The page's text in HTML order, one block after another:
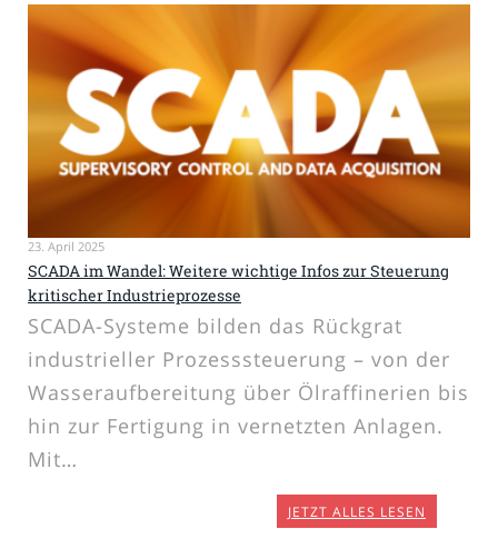
23. April 2025
SCADA im Wandel: Weitere wichtige Infos zur Steuerung
kritischer Industrieprozesse
SCADA-Systeme bilden das Rückgrat
industrieller Prozesssteuerung – von der
Wasseraufbereitung über Ölraffinerien bis
hin zur Fertigung in vernetzten Anlagen.
Mit…
JETZT ALLES LESEN